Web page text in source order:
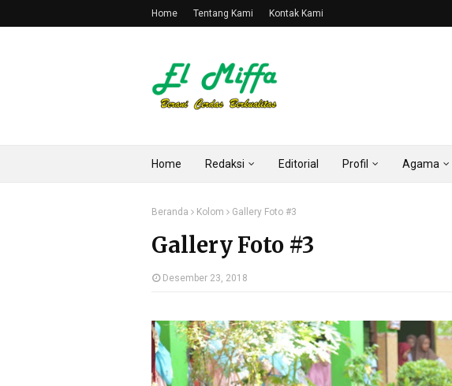
Home Tentang Kami Kontak Kami
Home Redaksi Editorial Profil Agama
Beranda Kolom Gallery Foto #3
Gallery Foto #3
Desember 23, 2018